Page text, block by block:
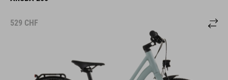
529 CHF